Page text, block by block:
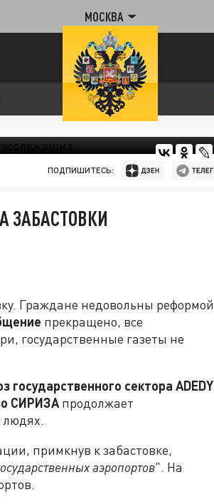
МОСКВА
ПОДПИШИТЕСЬ:
ЗАБАСТОВКИ
Граждане недовольны реформой
прекращено, все
государственные газеты не
государственного сектора ADEDY
СИРИЗА продолжает
людях.
примкнув к забастовке,
аэропортов". На